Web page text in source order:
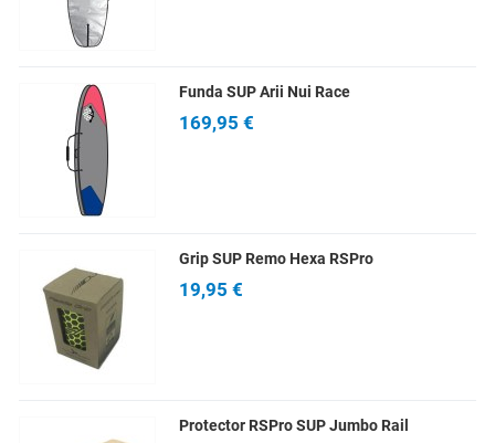
Funda SUP Arii Nui Race
169,95 €
Grip SUP Remo Hexa RSPro
19,95 €
Protector RSPro SUP Jumbo Rail